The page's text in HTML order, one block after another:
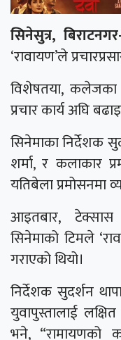
सिनेसुत्र,
‘रावायण’ले
विशेषतया, कलेजका
प्रचार कार्य अघि
सिनेमाका निर्देशक
शर्मा, र कलाकार
यतिबेला प्रमोसनमा
आइतबार,
सिनेमाको टिमले
गराएको थियो।
निर्देशक सुदर्शन
युवापुस्तालाई
भने, “रामायणको